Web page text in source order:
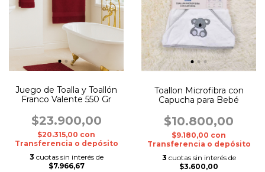
Juego de Toalla y Toallón
Franco Valente 550 Gr
$23.900,00
$20.315,00 con
Transferencia o depósito
3 cuotas sin interés de
$7.966,67
Toallon Microfibra con
Capucha para Bebé
$10.800,00
$9.180,00 con
Transferencia o depósito
3 cuotas sin interés de
$3.600,00